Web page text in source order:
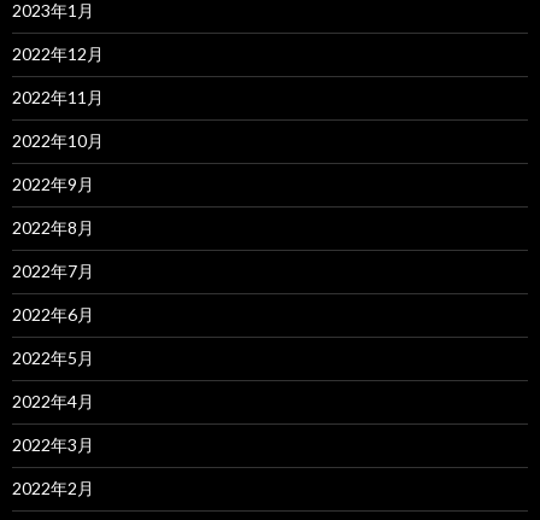
2023年1月
2022年12月
2022年11月
2022年10月
2022年9月
2022年8月
2022年7月
2022年6月
2022年5月
2022年4月
2022年3月
2022年2月